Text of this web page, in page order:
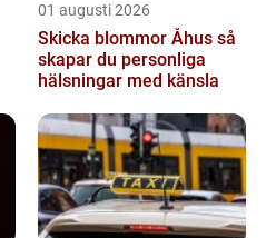
01 augusti 2026
Skicka blommor Åhus så
skapar du personliga
hälsningar med känsla